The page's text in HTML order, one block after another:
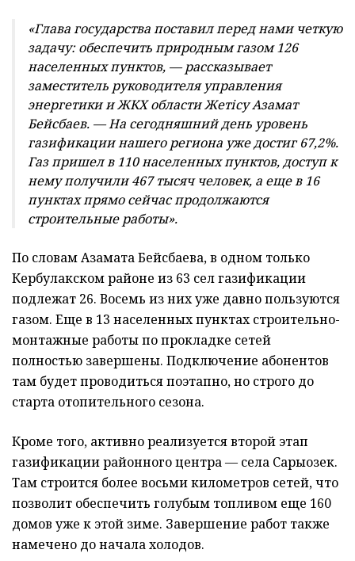
«Глава государства поставил перед нами четкую
задачу: обеспечить природным газом 126
населенных пунктов, — рассказывает
заместитель руководителя управления
энергетики и ЖКХ области Жетісу Азамат
Бейсбаев. — На сегодняшний день уровень
газификации нашего региона уже достиг 67,2%.
Газ пришел в 110 населенных пунктов, доступ к
нему получили 467 тысяч человек, а еще в 16
пунктах прямо сейчас продолжаются
строительные работы».
По словам Азамата Бейсбаева, в одном только
Кербулакском районе из 63 сел газификации
подлежат 26. Восемь из них уже давно пользуются
газом. Еще в 13 населенных пунктах строительно-
монтажные работы по прокладке сетей
полностью завершены. Подключение абонентов
там будет проводиться поэтапно, но строго до
старта отопительного сезона.
Кроме того, активно реализуется второй этап
газификации районного центра — села Сарыозек.
Там строится более восьми километров сетей, что
позволит обеспечить голубым топливом еще 160
домов уже к этой зиме. Завершение работ также
намечено до начала холодов.